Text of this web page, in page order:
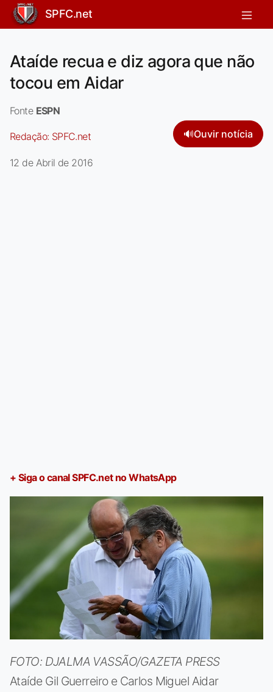
SPFC.net
Ataíde recua e diz agora que não
tocou em Aidar
Fonte ESPN
Redação: SPFC.net 🔊Ouvir notícia
12 de Abril de 2016
+ Siga o canal SPFC.net no WhatsApp
FOTO: DJALMA VASSÃO/GAZETA PRESS
Ataíde Gil Guerreiro e Carlos Miguel Aidar